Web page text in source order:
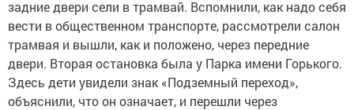
задние двери сели в трамвай. Вспомнили, как надо себя
вести в общественном транспорте, рассмотрели салон
трамвая и вышли, как и положено, через передние
двери. Вторая остановка была у Парка имени Горького.
Здесь дети увидели знак «Подземный переход»,
объяснили, что он означает, и перешли через